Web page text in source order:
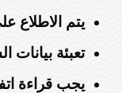
يتم الاطلاع
تعبئة بيانات
يجب قراءة